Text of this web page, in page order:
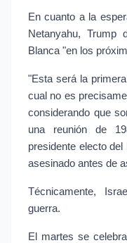
En cuanto a la
Netanyahu, Trump
Blanca "en los
"Esta será la
cual no es
considerando que
una reunión de
presidente electo
asesinado antes de
Técnicamente,
guerra.
El martes se